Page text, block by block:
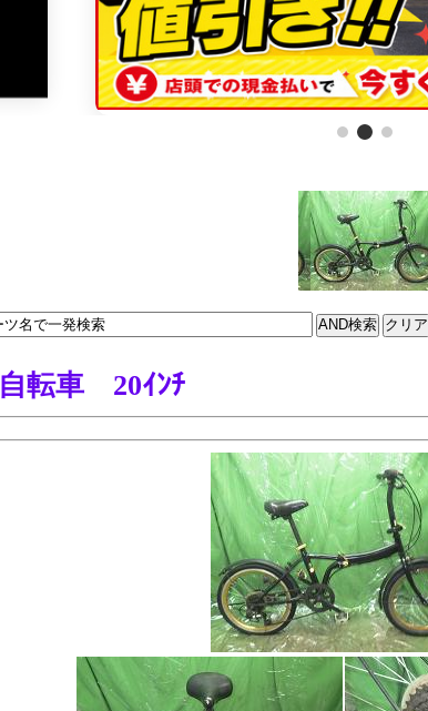
転車 20ｲﾝﾁ